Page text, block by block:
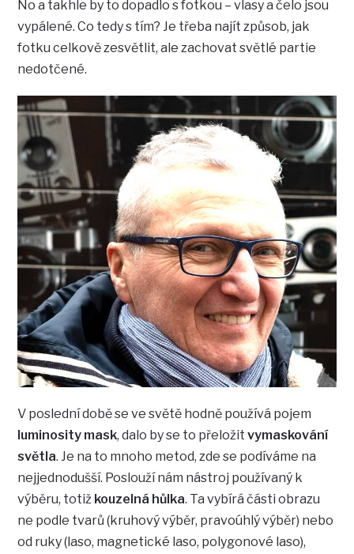
No a takhle by to dopadlo s fotkou – vlasy a čelo jsou
vypálené. Co tedy s tím? Je třeba najít způsob, jak
fotku celkově zesvětlit, ale zachovat světlé partie
nedotčené.
V poslední době se ve světě hodně používá pojem
luminosity mask, dalo by se to přeložitvymaskování
světla. Je na to mnoho metod, zde se podíváme na
nejjednodušší. Poslouží nám nástroj používaný k
výběru, totiž kouzelná hůlka. Ta vybírá části obrazu
ne podle tvarů (kruhový výběr, pravoúhlý výběr) nebo
od ruky (laso, magnetické laso, polygonové laso),